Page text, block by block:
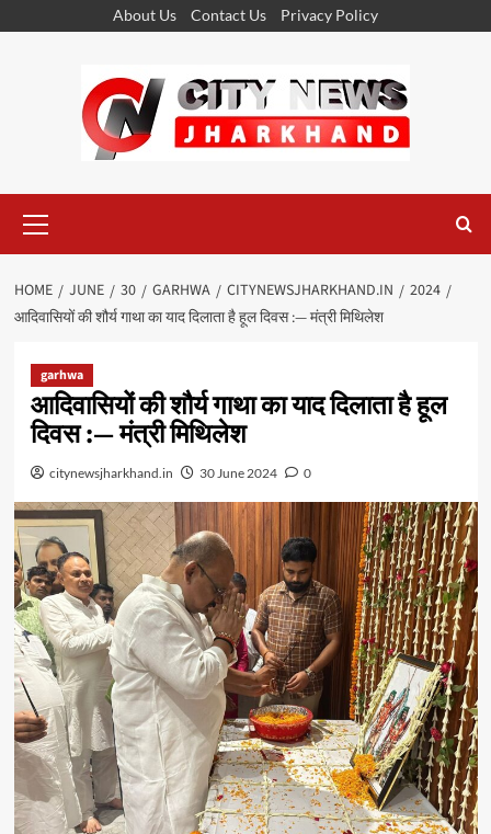
About Us Contact Us Privacy Policy
Menu
HOME JUNE 30 GARHWA CITYNEWSJHARKHAND.IN
2024
आदिवासियों की शौर्य गाथा का याद दिलाता है हूल दिवस :— मंत्री मिथिलेश
garhwa
आदिवासियों की शौर्य गाथा का याद दिलाता है हूल
दिवस :— मंत्री मिथिलेश
citynewsjharkhand.in 30 June 2024 0